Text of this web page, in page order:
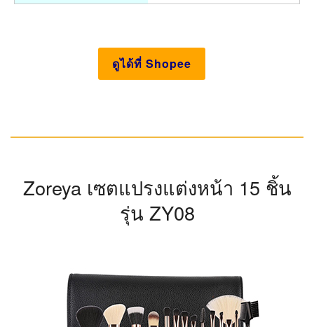
ดูได้ที่ Shopee
Zoreya เซตแปรงแต่งหน้า 15 ชิ้น
รุ่น ZY08